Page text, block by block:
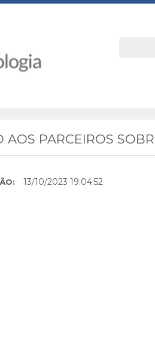
AOS PARCEIROS
13/10/2023 19:04:52